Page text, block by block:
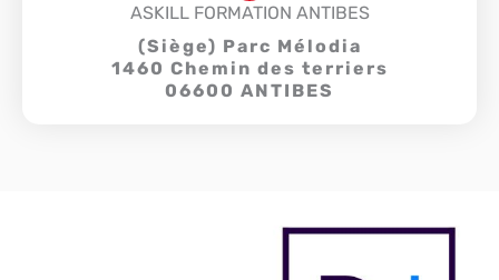
ASKILL FORMATION ANTIBES
(Siège) Parc Mélodia
1460 Chemin des terriers
06600 ANTIBES